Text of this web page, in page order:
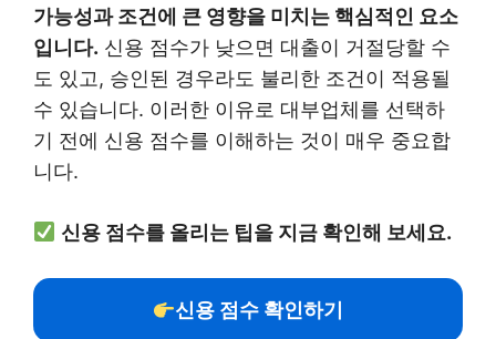
가능성과 조건에 큰 영향을 미치는 핵심적인 요소
입니다. 신용 점수가 낮으면 대출이 거절당할 수
도 있고, 승인된 경우라도 불리한 조건이 적용될
수 있습니다. 이러한 이유로 대부업체를 선택하
기 전에 신용 점수를 이해하는 것이 매우 중요합
니다.
신용 점수를 올리는 팁을 지금 확인해 보세요.
신용 점수 확인하기